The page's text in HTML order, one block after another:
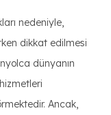
nedeniyle,
dikkat edilmesi
dünyanın
Ancak,